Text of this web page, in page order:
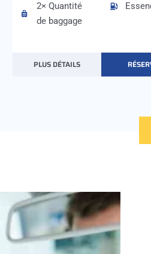
2× Quantité
de baggage
PLUS DÉTAILS